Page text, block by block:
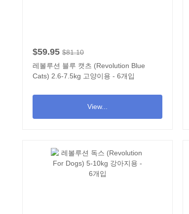
$59.95 $81.10
레볼루션 블루 캣츠 (Revolution Blue
Cats) 2.6-7.5kg 고양이용 - 6개입
View...